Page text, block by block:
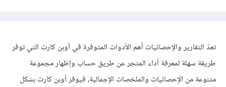
تعدّ التقارير والإحصائيات أهم الأدوات المتوفرة في أوبن كارت التي توفر
طريقة سهلة لمعرفة أداء المتجر عن طريق حساب وإظهار مجموعة
متنوعة من الإحصائيات والملخصات الإجمالية، فيوفر أوبن كارت بشكل